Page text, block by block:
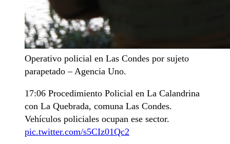
Operativo policial en Las Condes por sujeto
parapetado – Agencia Uno.
17:06 Procedimiento Policial en La Calandrina
con La Quebrada, comuna Las Condes.
Vehículos policiales ocupan ese sector.
pic.twitter.com/s5CIz01Qc2